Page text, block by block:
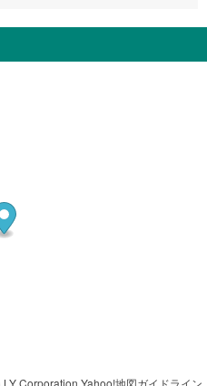
LY Corporation Yahoo!地図ガイドライン